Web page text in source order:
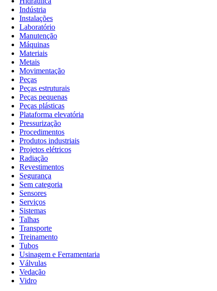
Indústria
Instalações
Laboratório
Manutenção
Máquinas
Materiais
Metais
Movimentação
Peças
Peças estruturais
Peças pequenas
Peças plásticas
Plataforma elevatória
Pressurização
Procedimentos
Produtos industriais
Projetos elétricos
Radiação
Revestimentos
Segurança
Sem categoria
Sensores
Serviços
Sistemas
Talhas
Transporte
Treinamento
Tubos
Usinagem e Ferramentaria
Válvulas
Vedação
Vidro